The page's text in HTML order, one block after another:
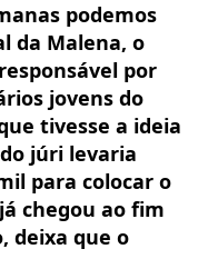
podemos
da Malena, o
por
jovens do
tivesse a ideia
júri levaria
para colocar o
chegou ao fim
deixa que o